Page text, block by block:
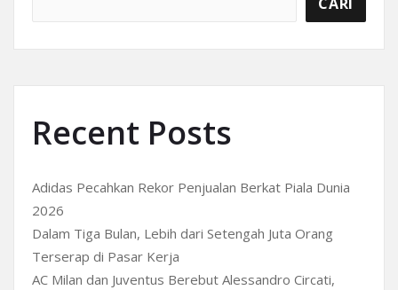
Recent Posts
Adidas Pecahkan Rekor Penjualan Berkat Piala Dunia
2026
Dalam Tiga Bulan, Lebih dari Setengah Juta Orang
Terserap di Pasar Kerja
AC Milan dan Juventus Berebut Alessandro Circati,